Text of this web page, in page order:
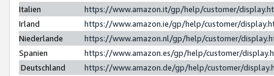
Italien
https://www.amazon.it/gp/help/customer/
Irland
https://www.amazon.ie/gp/help/customer/
Niederlande
https://www.amazon.nl/gp/help/customer/
Spanien
https://www.amazon.es/gp/help/customer/
Deutschland
https://www.amazon.de/gp/help/customer/